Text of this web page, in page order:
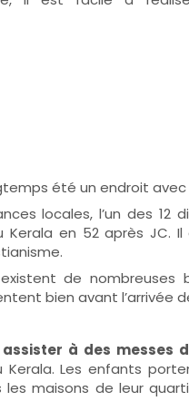
été un endroit
locales, l’un des 12
Kerala en 52 après JC.
existent de
bien avant l’arrivée
à des messes
Kerala. Les enfants
les maisons de leur